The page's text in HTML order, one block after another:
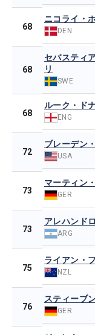
68
ニコライ・
DEN
68
セバスティ
リ
SWE
68
ルーク・ド
ENG
72
ブレーデン
USA
73
マーティン
GER
73
アレハンド
ARG
75
ライアン・
NZL
76
スティーブ
GER